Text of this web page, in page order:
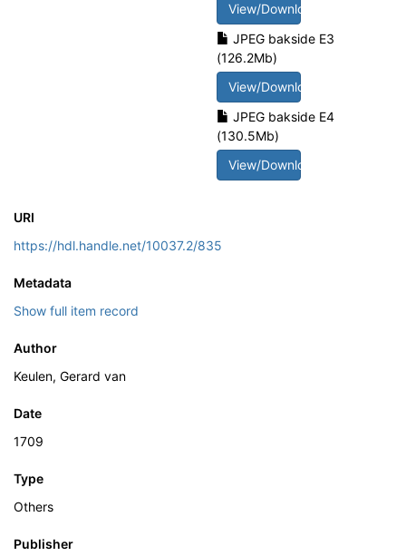
View/Download
JPEG bakside E3
(126.2Mb)
View/Download
JPEG bakside E4
(130.5Mb)
View/Download
URI
https://hdl.handle.net/10037.2/835
Metadata
Show full item record
Author
Keulen, Gerard van
Date
1709
Type
Others
Publisher